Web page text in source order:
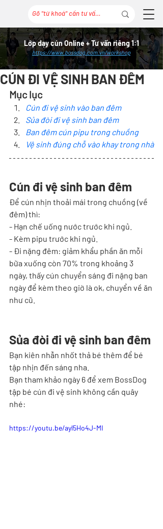
Lớp dạy cún Online + Tư vấn riêng 1:1
https://www.bossdog.com.vn/workshop
CÚN ĐI VỆ SINH BAN ĐÊM
Mục lục
Cún đi vệ sinh vào ban đêm
Sủa đòi đi vệ sinh ban đêm
Ban đêm cún pipu trong chuồng
Vệ sinh đúng chỗ vào khay trong nhà
Cún đi vệ sinh ban đêm
Để cún nhịn thoải mái trong chuồng (về
đêm) thì:
- Hạn chế uống nước trước khi ngủ.
- Kèm pipu trước khi ngủ.
- Đi nặng đêm: giảm khẩu phần ăn mỗi
bữa xuống còn 70% trong khoảng 3
ngày, thấy cún chuyển sáng đi nặng ban
ngày để kèm theo giờ là ok, chuyển về ăn
như cũ.
Sủa đòi đi vệ sinh ban đêm
Bạn kiên nhẫn nhốt thả bé thêm để bé
tập nhịn đến sáng nha.
Bạn tham khảo ngày 6 để xem BossDog
tập bé cún đi vệ sinh không cần quây
nhé:
https://youtu.be/ayl5Ho4J-MI